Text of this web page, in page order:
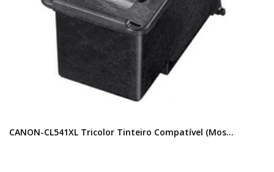
CANON-CL541XL Tricolor Tinteiro Compatível (Mos...